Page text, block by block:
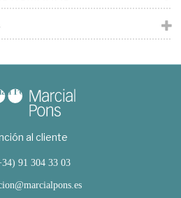
al cliente
91 304 33 03